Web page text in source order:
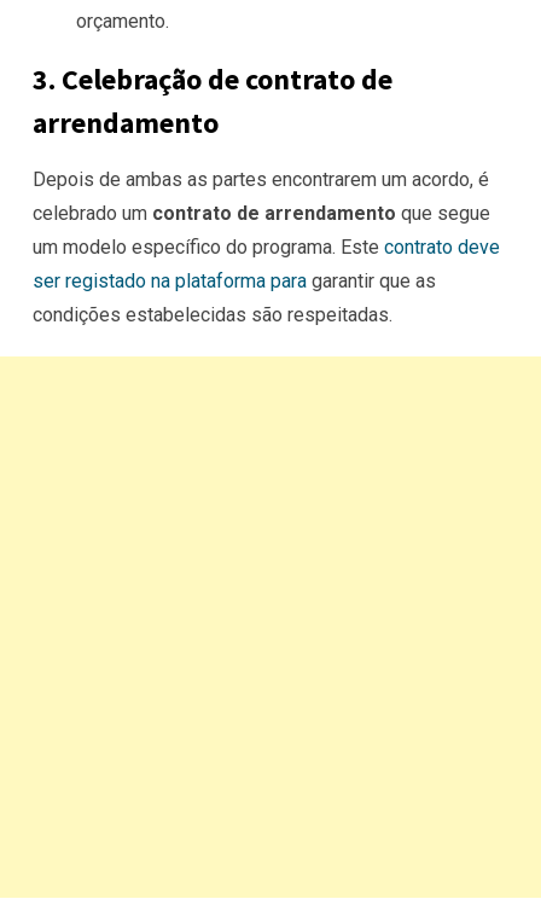
orçamento.
3. Celebração de contrato de
arrendamento
Depois de ambas as partes encontrarem um acordo, é
celebrado um contrato de arrendamento que segue
um modelo específico do programa. Este contrato deve
ser registado na plataforma para garantir que as
condições estabelecidas são respeitadas.